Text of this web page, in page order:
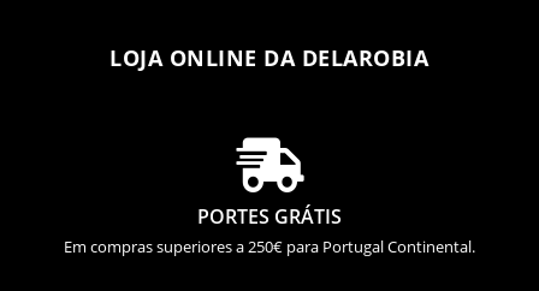
LOJA ONLINE DA DELAROBIA

PORTES GRÁTIS
Em compras superiores a 250€ para Portugal Continental.